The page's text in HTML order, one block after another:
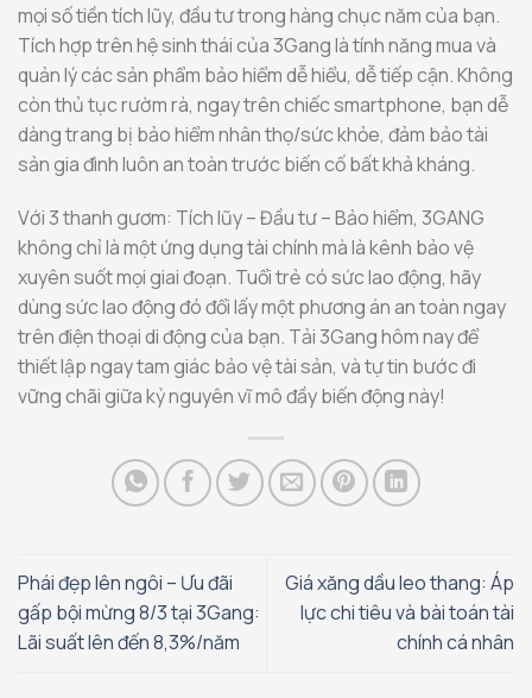
mọi số tiền tích lũy, đầu tư trong hàng chục năm của bạn.
Tích hợp trên hệ sinh thái của 3Gang là tính năng mua và
quản lý các sản phẩm bảo hiểm dễ hiểu, dễ tiếp cận. Không
còn thủ tục rườm rà, ngay trên chiếc smartphone, bạn dễ
dàng trang bị bảo hiểm nhân thọ/sức khỏe, đảm bảo tài
sản gia đình luôn an toàn trước biến cố bất khả kháng.
Với 3 thanh gươm: Tích lũy – Đầu tư – Bảo hiểm, 3GANG
không chỉ là một ứng dụng tài chính mà là kênh bảo vệ
xuyên suốt mọi giai đoạn. Tuổi trẻ có sức lao động, hãy
dùng sức lao động đó đổi lấy một phương án an toàn ngay
trên điện thoại di động của bạn. Tải 3Gang hôm nay để
thiết lập ngay tam giác bảo vệ tài sản, và tự tin bước đi
vững chãi giữa kỷ nguyên vĩ mô đầy biến động này!
Phái đẹp lên ngôi – Ưu đãi
gấp bội mừng 8/3 tại 3Gang:
Lãi suất lên đến 8,3%/năm
Giá xăng dầu leo thang: Áp
lực chi tiêu và bài toán tài
chính cá nhân